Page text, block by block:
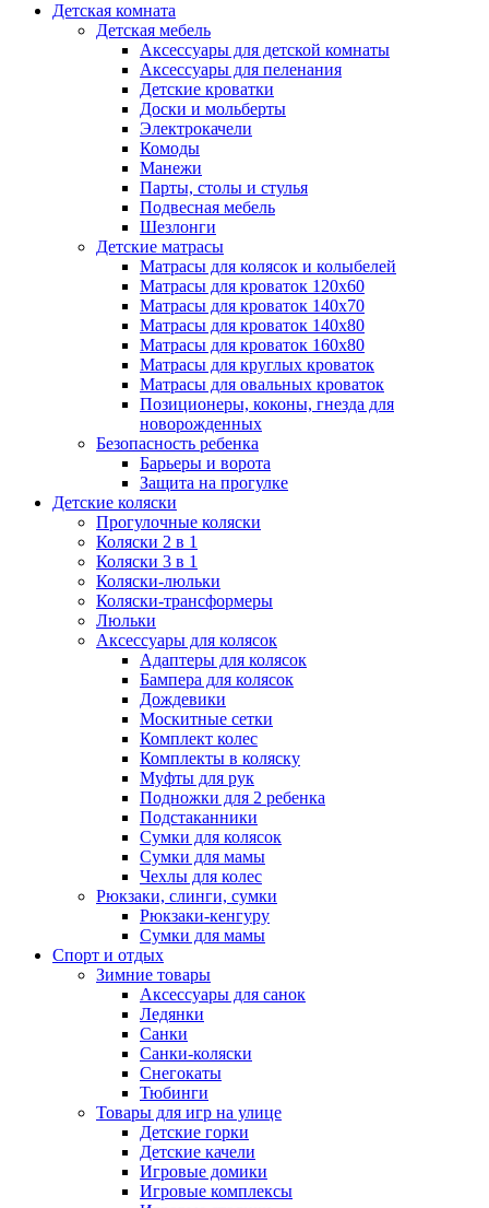
Детская комната
Детская мебель
Аксессуары для детской комнаты
Аксессуары для пеленания
Детские кроватки
Доски и мольберты
Электрокачели
Комоды
Манежи
Парты, столы и стулья
Подвесная мебель
Шезлонги
Детские матрасы
Матрасы для колясок и колыбелей
Матрасы для кроваток 120х60
Матрасы для кроваток 140х70
Матрасы для кроваток 140х80
Матрасы для кроваток 160х80
Матрасы для круглых кроваток
Матрасы для овальных кроваток
Позиционеры, коконы, гнезда для
новорожденных
Безопасность ребенка
Барьеры и ворота
Защита на прогулке
Детские коляски
Прогулочные коляски
Коляски 2 в 1
Коляски 3 в 1
Коляски-люльки
Коляски-трансформеры
Люльки
Аксессуары для колясок
Адаптеры для колясок
Бампера для колясок
Дождевики
Москитные сетки
Комплект колес
Комплекты в коляску
Муфты для рук
Подножки для 2 ребенка
Подстаканники
Сумки для колясок
Сумки для мамы
Чехлы для колес
Рюкзаки, слинги, сумки
Рюкзаки-кенгуру
Сумки для мамы
Спорт и отдых
Зимние товары
Аксессуары для санок
Ледянки
Санки
Санки-коляски
Снегокаты
Тюбинги
Товары для игр на улице
Детские горки
Детские качели
Игровые домики
Игровые комплексы